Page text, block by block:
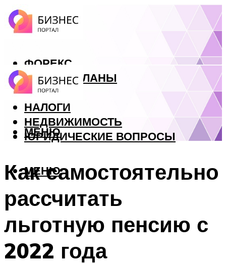
ФОРЕКС
БИЗНЕС ПЛАНЫ
КРЕДИТЫ
НАЛОГИ
НЕДВИЖИМОСТЬ
ЮРИДИЧЕСКИЕ ВОПРОСЫ
МЕНЮ
МЕНЮ
Как самостоятельно
рассчитать
льготную пенсию с
2022 года